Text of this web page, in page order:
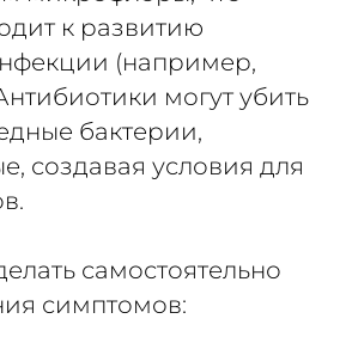
к развитию
(например,
могут убить
бактерии,
создавая условия для
самостоятельно
симптомов: